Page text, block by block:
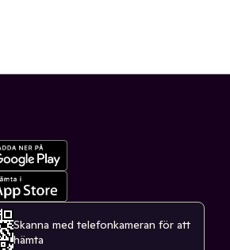
Skanna med telefonkameran för att
hämta